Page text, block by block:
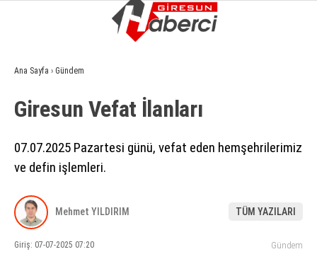
GÜNDEM
EKONOMI
SIYASET
ASAYIŞ
SPOR
Ana Sayfa › Gündem
Giresun Vefat İlanları
07.07.2025 Pazartesi günü, vefat eden hemşehrilerimiz
ve defin işlemleri.
Mehmet YILDIRIM TÜM YAZILARI
Giriş: 07-07-2025 07:20 Gündem